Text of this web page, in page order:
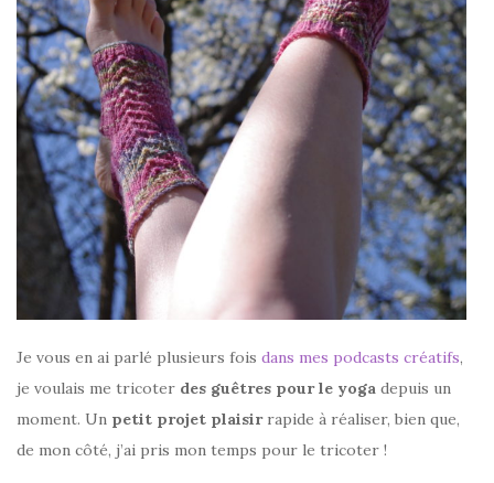
Je vous en ai parlé plusieurs fois dans mes podcasts créatifs,
je voulais me tricoter des guêtres pour le yoga depuis un
moment. Un petit projet plaisirrapide à réaliser, bien que,
de mon côté, j’ai pris mon temps pour le tricoter !